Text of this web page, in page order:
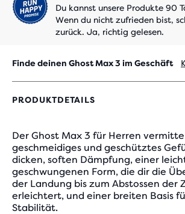
Du kannst unsere Produkte 90
Wenn du nicht zufrieden bist,
zurück. Ja, richtig gelesen.
Finde deinen Ghost Max 3 im Geschäft
PRODUKTDETAILS
Der Ghost Max 3 für Herren
geschmeidiges und geschütztes
dicken, soften Dämpfung, einer
geschwungenen Form, die dir die
der Landung bis zum Abstossen der
erleichtert, und einer breiten Basis
Stabilität.